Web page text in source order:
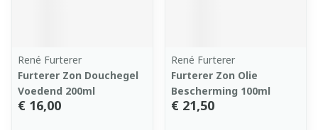
René Furterer
Furterer Zon Douchegel
Voedend 200ml
€ 16,00
René Furterer
Furterer Zon Olie
Bescherming 100ml
€ 21,50